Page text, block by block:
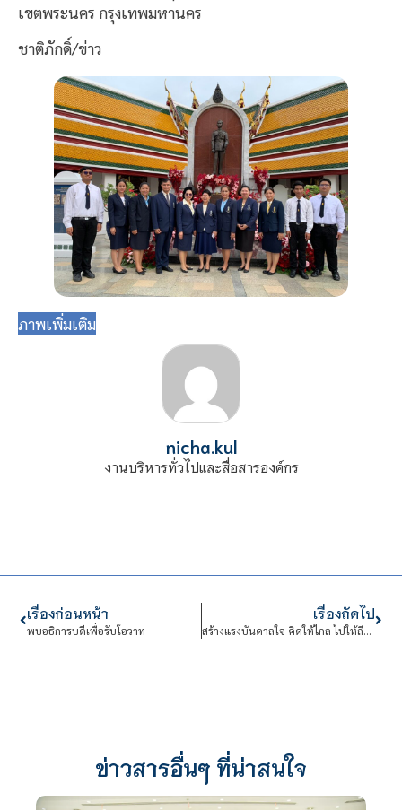
เขตพระนคร กรุงเทพมหานคร
ชาติภักดิ์/ข่าว
ภาพเพิ่มเติม
nicha.kul
งานบริหารทั่วไปและสื่อสารองค์กร
เรื่องก่อนหน้า
พบอธิการบดีเพื่อรับโอวาท
เรื่องถัดไป
สร้างแรงบันดาลใจ คิดให้ไกล ไปให้ถึง : นักเรียน และนักศึกษา CDTI
ข่าวสารอื่นๆ ที่น่าสนใจ